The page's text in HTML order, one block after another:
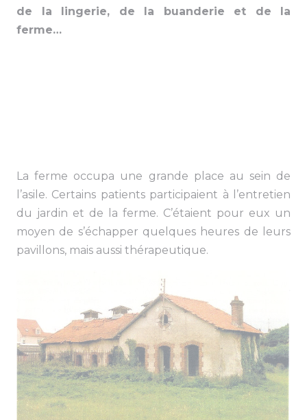
de la lingerie, de la buanderie et de la
ferme…
La ferme occupa une grande place au sein de
l’asile. Certains patients participaient à l’entretien
du jardin et de la ferme. C’étaient pour eux un
moyen de s’échapper quelques heures de leurs
pavillons, mais aussi thérapeutique.